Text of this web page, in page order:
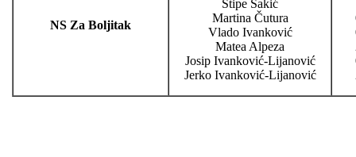
NS Za Boljitak
Stipe Šakić
Martina Čutura
Vlado Ivanković
Matea Alpeza
Josip Ivanković-Lijanović
Jerko Ivanković-Lijanović